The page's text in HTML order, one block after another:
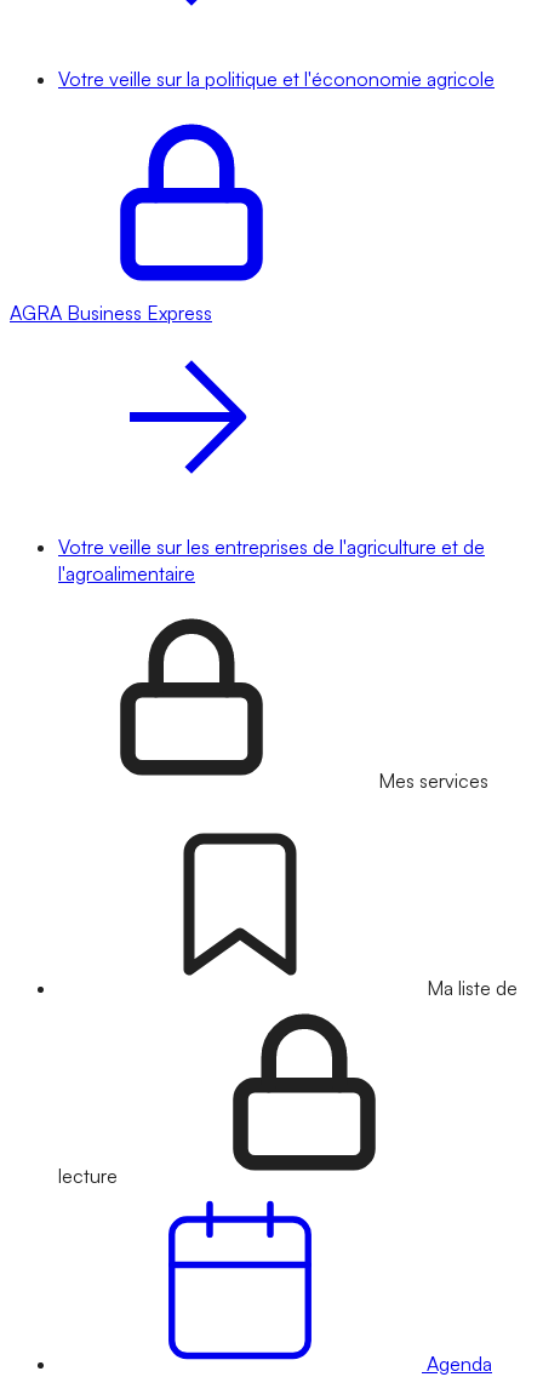
Votre veille sur la politique et l'écononomie agricole
AGRA Business Express
Votre veille sur les entreprises de l'agriculture et de
l'agroalimentaire
Mes services
Ma liste de
lecture
Agenda